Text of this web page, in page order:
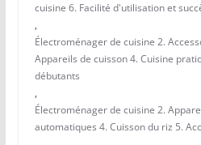
cuisine 6. Facilité d'utilisation et
,
Électroménager de cuisine 2.
Appareils de cuisson 4. Cuisine
débutants
,
Électroménager de cuisine 2.
automatiques 4. Cuisson du riz 5.